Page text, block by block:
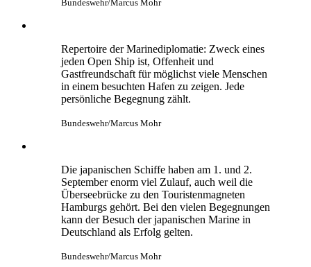
Wichtigster Zweck diplomatischer Empfänge ist
ersten Mal den deutschen Inspekteur der Marine,
Vizeadmiral Jan Christian Kaack (vorne rechts).
Bundeswehr/Marcus Mohr